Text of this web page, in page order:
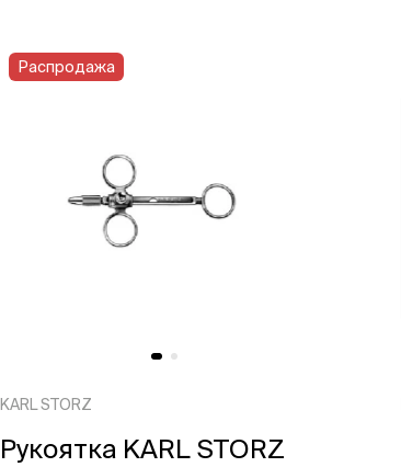
KARL STORZ
Рукоятка KARL STORZ
Распродажа